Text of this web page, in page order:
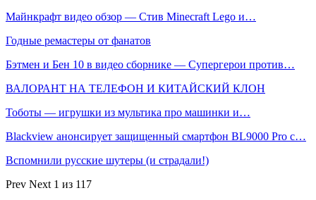
Майнкрафт видео обзор — Стив Minecraft Lego и…
Годные ремастеры от фанатов
Бэтмен и Бен 10 в видео сборнике — Супергерои против…
ВАЛОРАНТ НА ТЕЛЕФОН И КИТАЙСКИЙ КЛОН
Тоботы — игрушки из мультика про машинки и…
Blackview анонсирует защищенный смартфон BL9000 Pro с…
Вспомнили русские шутеры (и страдали!)
Prev Next 1 из 117